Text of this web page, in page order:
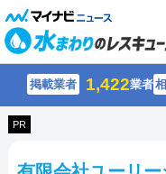
掲載業者 1,422業者
PR